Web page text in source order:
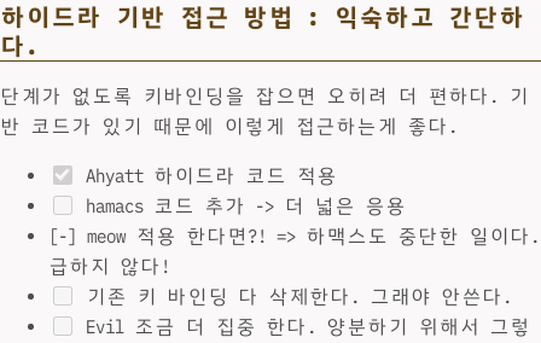
하이드라 기반 접근 방법 : 익숙하고 간단하
다.
단계가 없도록 키바인딩을 잡으면 오히려 더 편하다. 기
반 코드가 있기 때문에 이렇게 접근하는게 좋다.
Ahyatt 하이드라 코드 적용
hamacs 코드 추가 -> 더 넓은 응용
[-] meow 적용 한다면?! => 하맥스도 중단한 일이다.
급하지 않다!
기존 키 바인딩 다 삭제한다. 그래야 안쓴다.
Evil 조금 더 집중 한다. 양분하기 위해서 그렇